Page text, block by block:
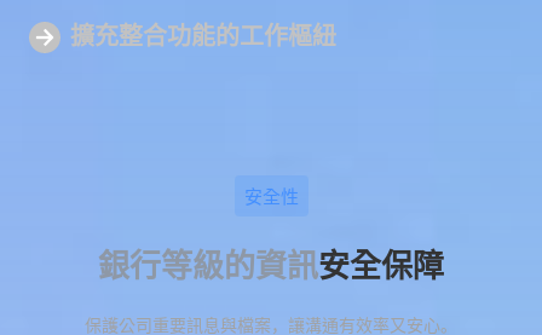
擴充整合功能的工作樞紐
安全性
銀行等級的資訊安全保障
保護公司重要訊息與檔案，讓溝通有效率又安心。